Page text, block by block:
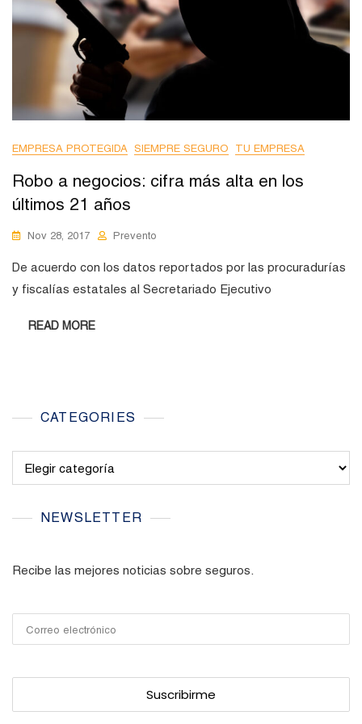
EMPRESA PROTEGIDA SIEMPRE SEGURO TU EMPRESA
Robo a negocios: cifra más alta en los
últimos 21 años
Nov 28, 2017 Prevento
De acuerdo con los datos reportados por las procuradurías
y fiscalías estatales al Secretariado Ejecutivo
READ MORE
CATEGORIES
NEWSLETTER
Recibe las mejores noticias sobre seguros.